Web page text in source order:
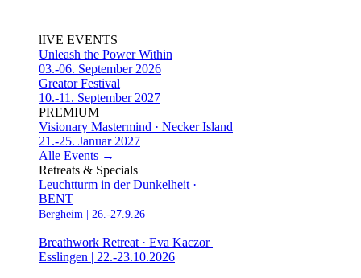
lIVE EVENTS
Unleash the Power Within
03.-06. September 2026
Greator Festival
10.-11. September 2027
PREMIUM
Visionary Mastermind · Necker Island
21.-25. Januar 2027
Alle Events →
Retreats & Specials
Leuchtturm in der Dunkelheit ·
BENT
Bergheim | 26.-27.9.26
Breathwork Retreat · Eva Kaczor
Esslingen | 22.-23.10.2026